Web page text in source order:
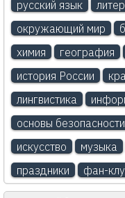
русский язык
окружающий мир
химия
география
история России
лингвистика
основы безопасности
искусство
музыка
праздники
фан-